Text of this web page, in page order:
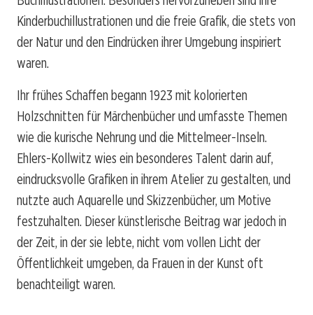
Kinderbuchillustrationen und die freie Grafik, die stets von
der Natur und den Eindrücken ihrer Umgebung inspiriert
waren.
Ihr frühes Schaffen begann 1923 mit kolorierten
Holzschnitten für Märchenbücher und umfasste Themen
wie die kurische Nehrung und die Mittelmeer-Inseln.
Ehlers-Kollwitz wies ein besonderes Talent darin auf,
eindrucksvolle Grafiken in ihrem Atelier zu gestalten, und
nutzte auch Aquarelle und Skizzenbücher, um Motive
festzuhalten. Dieser künstlerische Beitrag war jedoch in
der Zeit, in der sie lebte, nicht vom vollen Licht der
Öffentlichkeit umgeben, da Frauen in der Kunst oft
benachteiligt waren.